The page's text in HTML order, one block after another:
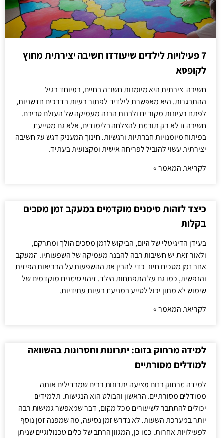
7 פעילויות לילדים שיעודדו חשיבה יצירתית מחוץ
לקופסא
חשיבה יצירתית היא מיומנות חשובה בחיים, במיוחד בגיל
ההתבגרות. היא מאפשרת לילדים לפתור בעיות בדרכים חדשניות,
לפתח רעיונות מקוריים ולבנות הבנה מעמיקה של העולם סביבם.
חשיבה זו לא רק תורמת להצלחה בלימודים, אלא גם מסייעת
בפיתוח מיומנויות חברתיות ורגשיות. חינוך המעניק דגש על חשיבה
יצירתית עשוי להוביל לפריחה אישית ומקצועית בעתיד.
לקריאת המאמר »
כיצד לזהות סימנים מוקדמים במעקב זמן מסכים
בקלות
בעידן הדיגיטלי של היום, הביקוש לזמן מסכים הולך ומתרקם,
ולאור זאת יש חשיבות רבה להבנה מעמיקה של השפעותיו. המעקב
אחר זמן מסכים חיוני כדי להבין את ההשפעות על הבריאות הפיזית
והנפשית, כמו גם על התפתחות הילד. זיהוי סימנים מוקדמים של
שימוש לא מתון יכול לסייע במניעת בעיות עתידיות.
לקריאת המאמר »
למידה מרחוק בזום: יתרונות וחסרונות בהשוואה
למודלים מסורתיים
למידה מרחוק בזום מציעה יתרונות רבים שמבדילים אותה
ממודלים מסורתיים. הראשון והבולט הוא הנגישות. תלמידים
יכולים להתחבר לשיעורים מכל מקום, דבר שמאפשר גמישות רבה
יותר במערכת השעות. לא נדרש זמן נסיעה, מה שמפנה זמן נוסף
לפעילויות אחרות. כמו כן, המגוון הרחב של כלים טכנולוגיים שניתן